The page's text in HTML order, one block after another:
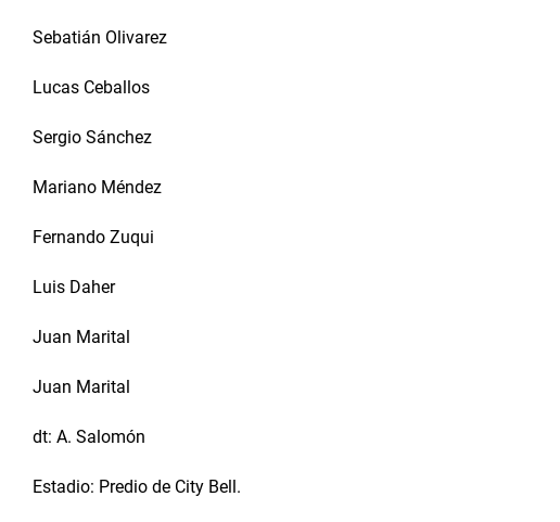
Sebatián Olivarez
Lucas Ceballos
Sergio Sánchez
Mariano Méndez
Fernando Zuqui
Luis Daher
Juan Marital
Juan Marital
dt: A. Salomón
Estadio: Predio de City Bell.